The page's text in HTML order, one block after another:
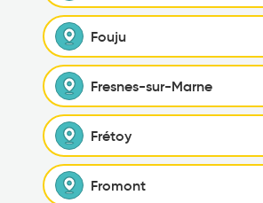
Fouju
Fresnes-sur-Marne
Frétoy
Fromont